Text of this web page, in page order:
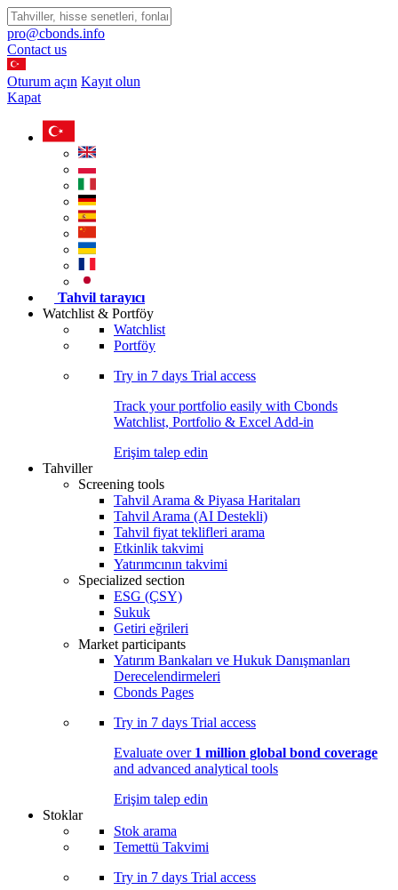
pro@cbonds.info
Contact us
Oturum açın Kayıt olun
Kapat
Tahvil tarayıcı
Watchlist & Portföy
Watchlist
Portföy
Try in 7 days Trial access
Track your portfolio easily with Cbonds
Watchlist, Portfolio & Excel Add-in
Erişim talep edin
Tahviller
Screening tools
Tahvil Arama & Piyasa Haritaları
Tahvil Arama (AI Destekli)
Tahvil fiyat teklifleri arama
Etkinlik takvimi
Yatırımcının takvimi
Specialized section
ESG (ÇSY)
Sukuk
Getiri eğrileri
Market participants
Yatırım Bankaları ve Hukuk Danışmanları
Derecelendirmeleri
Cbonds Pages
Try in 7 days Trial access
Evaluate over 1 million global bond coverage
and advanced analytical tools
Erişim talep edin
Stoklar
Stok arama
Temettü Takvimi
Try in 7 days Trial access